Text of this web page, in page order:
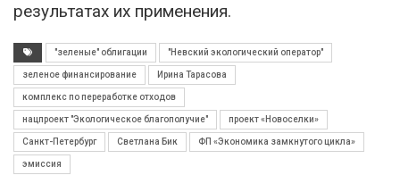
результатах их применения.
"зеленые" облигации "Невский экологический оператор"
зеленое финансирование Ирина Тарасова
комплекс по переработке отходов
нацпроект "Экологическое благополучие" проект «Новоселки»
Санкт-Петербург Светлана Бик ФП «Экономика замкнутого цикла»
эмиссия